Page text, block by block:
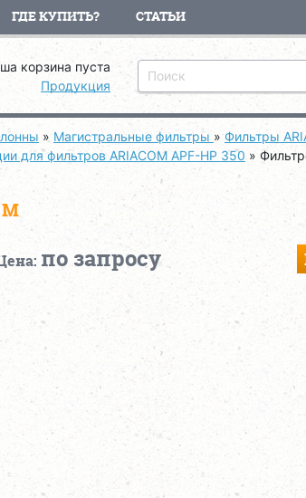
ГДЕ КУПИТЬ? СТАТЬИ
корзина пуста
Продукция
» Магистральные фильтры »Фильтры
для фильтров ARIACOM APF-HP 350 »
по запросу